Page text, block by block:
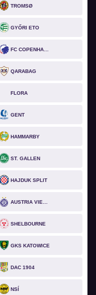
TROMSØ
GYŐRI ETO
FC COPENHAGEN
QARABAG
FLORA
GENT
HAMMARBY
ST. GALLEN
HAJDUK SPLIT
SHELBOURNE
GKS KATOWICE
DAC 1904
NSÍ